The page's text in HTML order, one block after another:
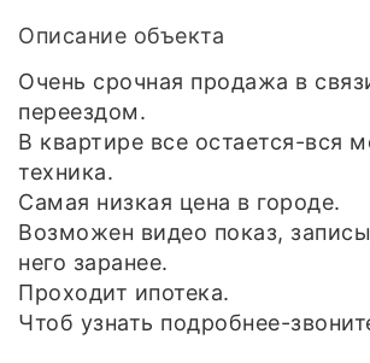
Описание объекта
Очень срочная продажа в
переездом.
В квартире все остается-вся
техника.
Самая низкая цена в городе.
Возможен видео показ,
него заранее.
Проходит ипотека.
Чтоб узнать подробнее-